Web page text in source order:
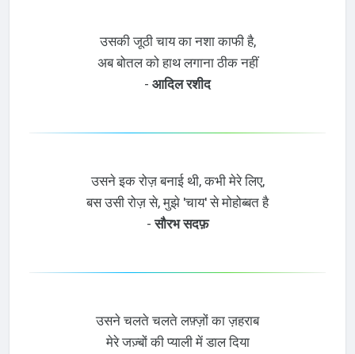
उसकी जूठी चाय का नशा काफी है,
अब बोतल को हाथ लगाना ठीक नहीं
- आदिल रशीद
उसने इक रोज़ बनाई थी, कभी मेरे लिए,
बस उसी रोज़ से, मुझे 'चाय' से मोहोब्बत है
-सौरभ सदफ़
उसने चलते चलते लफ़्ज़ों का ज़हराब
मेरे जज़्बों की प्याली में डाल दिया